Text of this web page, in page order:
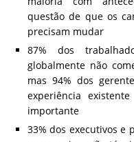
questão de que os
precisam mudar
87% dos
globalmente não
mas 94% dos
experiência
importante
33% dos executivos e